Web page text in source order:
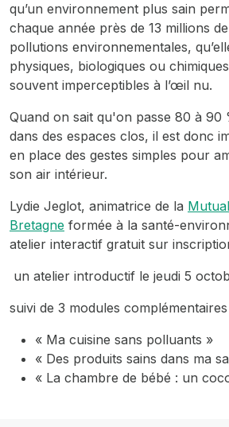
qu’un environnement plus sain
chaque année près de 13 millions
pollutions environnementales,
physiques, biologiques ou
souvent imperceptibles à l’œil nu.
Quand on sait qu'on passe 80 à 90
dans des espaces clos, il est donc
en place des gestes simples pour
son air intérieur.
Lydie Jeglot, animatrice de la
Bretagne formée à la santé-
atelier interactif gratuit sur
un atelier introductif le jeudi 5
suivi de 3 modules
« Ma cuisine sans polluants »
« Des produits sains dans ma
« La chambre de bébé : un